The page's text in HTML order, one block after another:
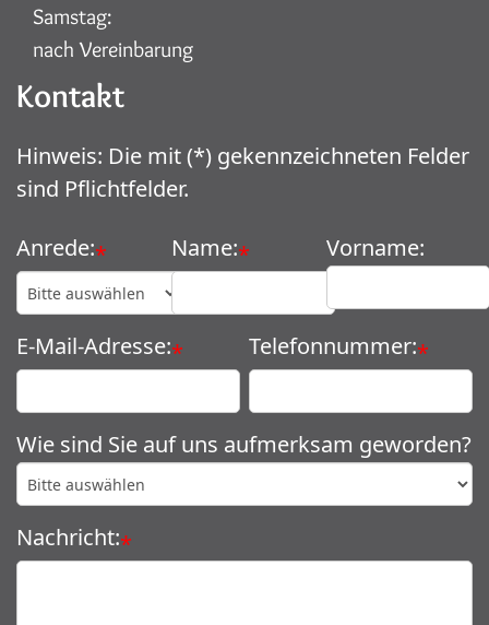
Samstag:
nach Vereinbarung
Kontakt
Hinweis: Die mit (*) gekennzeichneten Felder
sind Pflichtfelder.
Anrede:* Name:* Vorname:
E-Mail-Adresse:* Telefonnummer:*
Wie sind Sie auf uns aufmerksam geworden?
Nachricht:*